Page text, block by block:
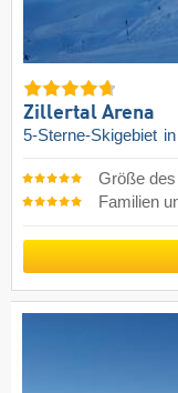
Zillertal Arena
5-Sterne-Skigebiet
Größe
Familien